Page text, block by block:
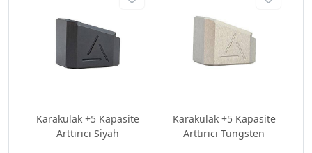
Karakulak +5 Kapasite
Arttırıcı Siyah
Karakulak +5 Kapasite
Arttırıcı Tungsten